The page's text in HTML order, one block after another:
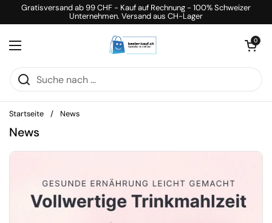
Zum Inhalt springen
Gratisversand ab 99 CHF - Kauf auf Rechnung - 100% Schweizer
Unternehmen. Versand aus CH-Lager
Menü öffnen
Warenkorb
0
Startseite / News
News